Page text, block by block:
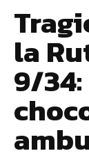
la
9/